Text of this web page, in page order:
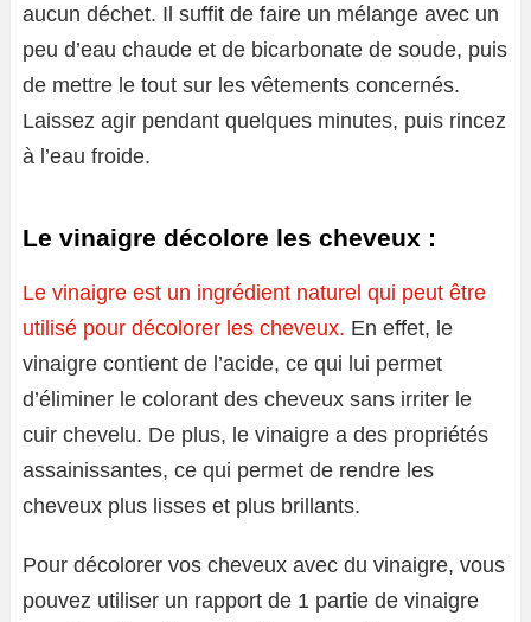
aucun déchet. Il suffit de faire un mélange avec un
peu d’eau chaude et de bicarbonate de soude, puis
de mettre le tout sur les vêtements concernés.
Laissez agir pendant quelques minutes, puis rincez
à l’eau froide.
Le vinaigre décolore les cheveux :
Le vinaigre est un ingrédient naturel qui peut être
utilisé pour décolorer les cheveux. En effet, le
vinaigre contient de l’acide, ce qui lui permet
d’éliminer le colorant des cheveux sans irriter le
cuir chevelu. De plus, le vinaigre a des propriétés
assainissantes, ce qui permet de rendre les
cheveux plus lisses et plus brillants.
Pour décolorer vos cheveux avec du vinaigre, vous
pouvez utiliser un rapport de 1 partie de vinaigre